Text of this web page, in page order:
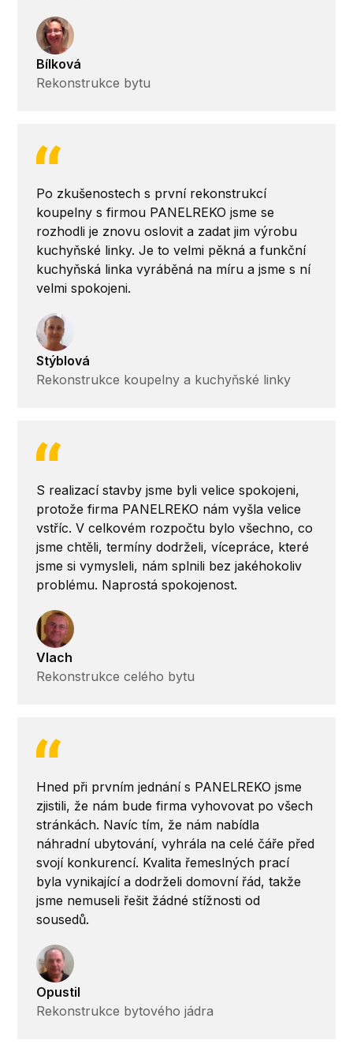
Bílková
Rekonstrukce bytu
Po zkušenostech s první rekonstrukcí
koupelny s firmou PANELREKO jsme se
rozhodli je znovu oslovit a zadat jim výrobu
kuchyňské linky. Je to velmi pěkná a funkční
kuchyňská linka vyráběná na míru a jsme s ní
velmi spokojeni.
Stýblová
Rekonstrukce koupelny a kuchyňské linky
S realizací stavby jsme byli velice spokojeni,
protože firma PANELREKO nám vyšla velice
vstříc. V celkovém rozpočtu bylo všechno, co
jsme chtěli, termíny dodrželi, vícepráce, které
jsme si vymysleli, nám splnili bez jakéhokoliv
problému. Naprostá spokojenost.
Vlach
Rekonstrukce celého bytu
Hned při prvním jednání s PANELREKO jsme
zjistili, že nám bude firma vyhovovat po všech
stránkách. Navíc tím, že nám nabídla
náhradní ubytování, vyhrála na celé čáře před
svojí konkurencí. Kvalita řemeslných prací
byla vynikající a dodrželi domovní řád, takže
jsme nemuseli řešit žádné stížnosti od
sousedů.
Opustil
Rekonstrukce bytového jádra